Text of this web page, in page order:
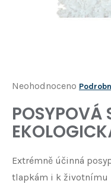
Průměrné
produktu
je
Neohodnoceno
POSYPOVÁ
Extrémně účinná
tlapkám i k životnímu
D
o
p
r
u